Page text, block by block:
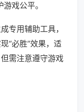
戏公平。
专用辅助工具，
“必胜”效果，适
需注意遵守游戏